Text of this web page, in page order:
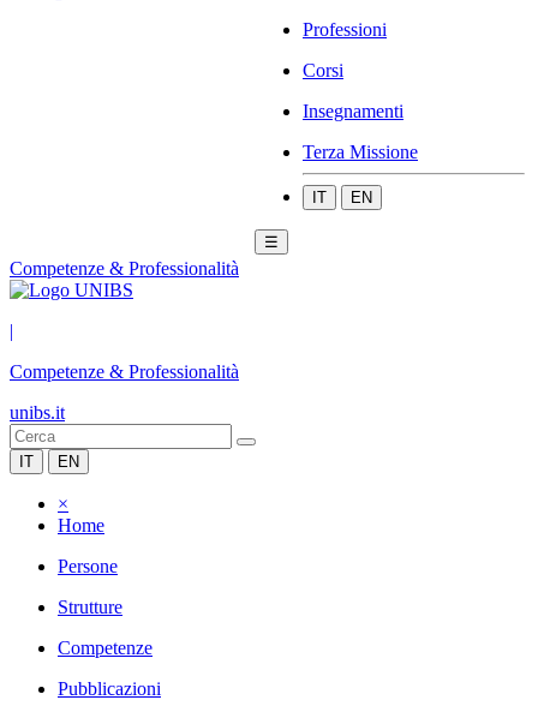
Professioni
Corsi
Insegnamenti
Terza Missione
IT EN
☰
Competenze & Professionalità
|
Competenze & Professionalità
unibs.it
IT EN
×
Home
Persone
Strutture
Competenze
Pubblicazioni